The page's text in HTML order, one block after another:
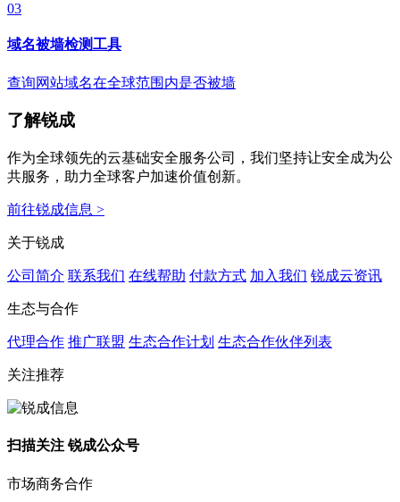
03
域名被墙检测工具
查询网站域名在全球范围内是否被墙
了解锐成
作为全球领先的云基础安全服务公司，我们坚持让安全成为公
共服务，助力全球客户加速价值创新。
前往锐成信息 >
关于锐成
公司简介 联系我们 在线帮助 付款方式 加入我们 锐成云资讯
生态与合作
代理合作 推广联盟 生态合作计划 生态合作伙伴列表
关注推荐
扫描关注 锐成公众号
市场商务合作